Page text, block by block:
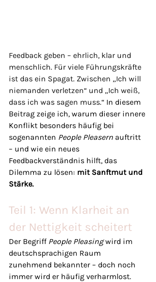
Feedback geben – ehrlich, klar und
menschlich. Für viele Führungskräfte
ist das ein Spagat. Zwischen „Ich will
niemanden verletzen“ und „Ich weiß,
dass ich was sagen muss.“ In diesem
Beitrag zeige ich, warum dieser innere
Konflikt besonders häufig bei
sogenannten People Pleasern auftritt
– und wie ein neues
Feedbackverständnis hilft, das
Dilemma zu lösen: mit Sanftmut und
Stärke.
Teil 1: Wenn Klarheit an
der Nettigkeit scheitert
Der Begriff People Pleasing wird im
deutschsprachigen Raum
zunehmend bekannter – doch noch
immer wird er häufig verharmlost.